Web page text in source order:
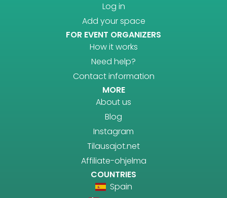
Log in
Add your space
FOR EVENT ORGANIZERS
How it works
Need help?
Contact information
MORE
About us
Blog
Instagram
Tilausajot.net
Affiliate-ohjelma
COUNTRIES
Spain